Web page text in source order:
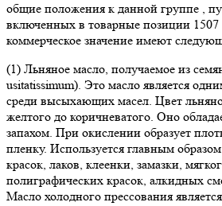
общие положения к данной группе ,
включенных в товарные позиции
коммерческое значение имеют
(1) Льняное масло, получаемое из
usitatissimum). Это масло является
среди высыхающих масел. Цвет
желтого до коричневатого. Оно
запахом. При окислении образует
пленку. Используется главным
красок, лаков, клеенки, замазки,
полиграфических красок, алкидных
Масло холодного прессования